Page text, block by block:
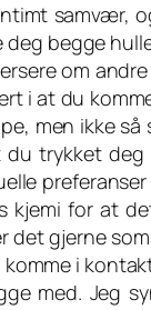
samvær,
begge
om
i at du
men ikke
trykket
for at
gjerne
i
med. Jeg